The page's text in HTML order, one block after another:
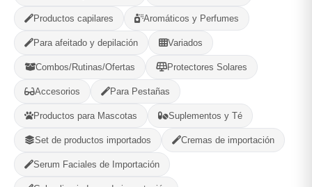
Productos capilares Aromáticos y Perfumes
Para afeitado y depilación Variados
Combos/Rutinas/Ofertas Protectores Solares
Accesorios Para Pestañas
Productos para Mascotas Suplementos y Té
Set de productos importados Cremas de importación
Serum Faciales de Importación
MÉTODOS DE PAGO ACEPTADOS
Efectivo
Gaia Cosmetic
Plaza, La Habana